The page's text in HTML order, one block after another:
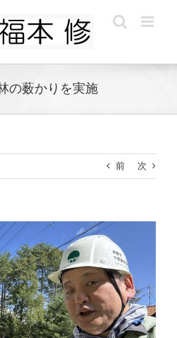
の薮かりを実施
前 次